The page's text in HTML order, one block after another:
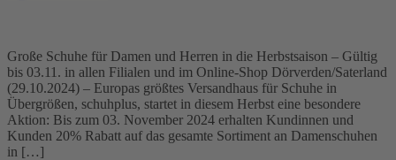
Große Schuhe für Damen und Herren in die Herbstsaison – Gültig
bis 03.11. in allen Filialen und im Online-Shop Dörverden/Saterland
(29.10.2024) – Europas größtes Versandhaus für Schuhe in
Übergrößen, schuhplus, startet in diesem Herbst eine besondere
Aktion: Bis zum 03. November 2024 erhalten Kundinnen und
Kunden 20% Rabatt auf das gesamte Sortiment an Damenschuhen
in […]